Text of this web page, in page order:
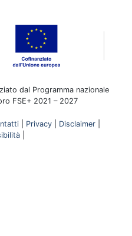
dal Programma nazionale
FSE+ 2021 – 2027
Privacy Disclaimer